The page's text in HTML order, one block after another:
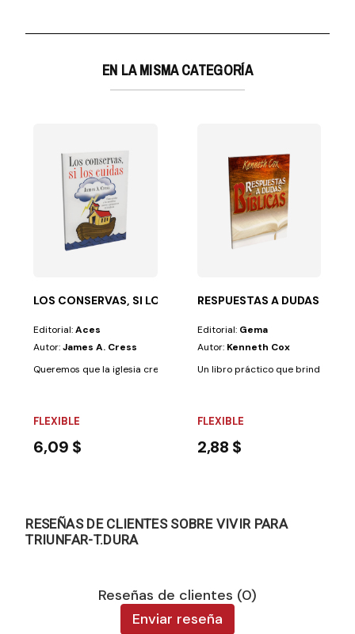
EN LA MISMA CATEGORÍA
de salvación presentes en los escritos de...
LOS CONSERVAS, SI LOS CUIDAS
Editorial:Aces
Autor:James A. Cress
Queremos que la iglesia crezca. Deseamos que el reino de Dios se
FLEXIBLE
6,09 $
RESPUESTAS A DUDAS
Editorial: Gema
Autor: Kenneth Cox
Un libro práctico que brinda
FLEXIBLE
2,88 $
RESEÑAS DE CLIENTES SOBRE VIVIR PARA
TRIUNFAR-T.DURA
Reseñas de clientes (0)
Enviar reseña